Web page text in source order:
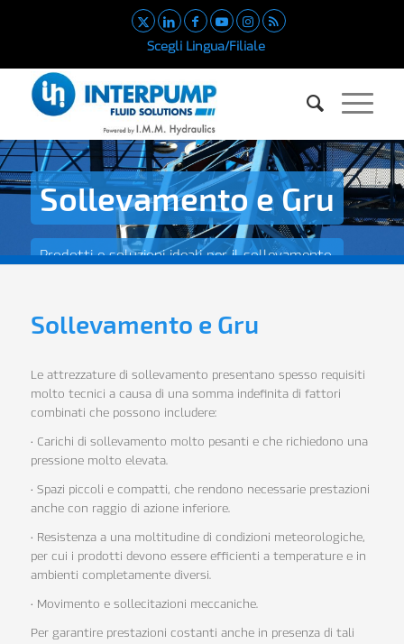
Scegli Lingua/Filiale
Sollevamento e Gru
Prodotti e soluzioni ideali per il sollevamento
Sollevamento e Gru
Le attrezzature di sollevamento presentano spesso requisiti
molto tecnici a causa di una somma indefinita di fattori
combinati che possono includere:
• Carichi di sollevamento molto pesanti e che richiedono una
pressione molto elevata.
• Spazi piccoli e compatti, che rendono necessarie prestazioni
anche con raggio di azione inferiore.
• Resistenza a una moltitudine di condizioni meteorologiche,
per cui i prodotti devono essere efficienti a temperature e in
ambienti completamente diversi.
• Movimento e sollecitazioni meccaniche.
Per garantire prestazioni costanti anche in presenza di tali